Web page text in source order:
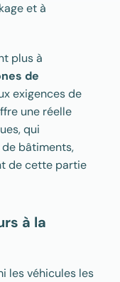
et à
plus à
de
exigences de
une réelle
qui
bâtiments,
de cette partie
à la
les véhicules les